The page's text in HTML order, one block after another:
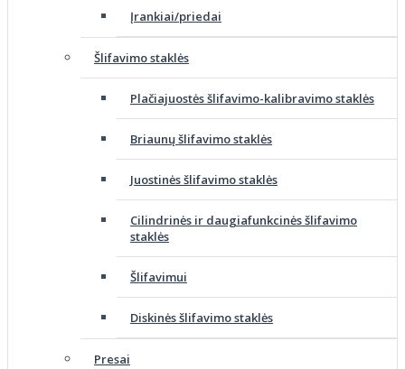
Įrankiai/priedai
Šlifavimo staklės
Plačiajuostės šlifavimo-kalibravimo staklės
Briaunų šlifavimo staklės
Juostinės šlifavimo staklės
Cilindrinės ir daugiafunkcinės šlifavimo
staklės
Šlifavimui
Diskinės šlifavimo staklės
Presai